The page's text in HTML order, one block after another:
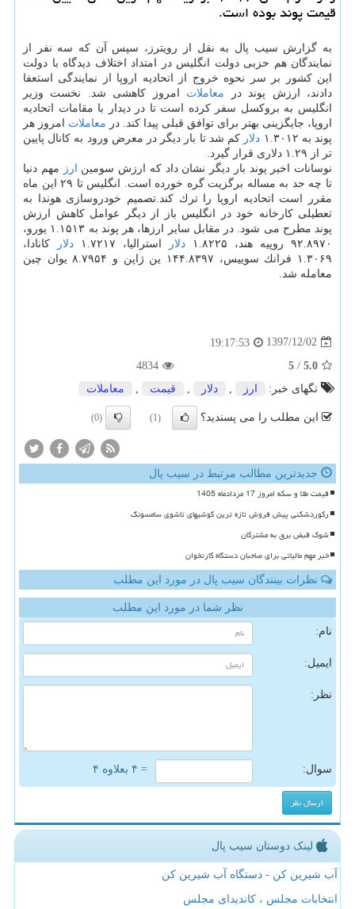
قیمت پوند بوده است.
به گزارش سیب پال به نقل از رویترز، سپس آن كه سه نفر از
نمایندگان هم حزبی دولت انگلیس در امتداد اختلاف دیدگاه با دولت
این كشور بر سر نحوه خروج از اتحادیه اروپا از نمایندگی استعفا
دادند، ارزش پوند در معاملات امروز كاهشی شد. نخست وزیر
انگلیس به بروكسل سفر كرده است تا در دیدار با مقامات اتحادیه
اروپا، جایگزینی بهتر برای توافق قبلی پیدا كند. در معاملات امروز هر
پوند به ۱.۳۰۱۲
دلار كم شد تا بار دیگر در معرض ورود به كانال پایین
تر از ۱.۲۹ دلاری قرار گیرد.
نوسانات اخیر پوند بار دیگر نشان داد كه ارزش سومین ارز
مهم دنیا
تا چه حد به مساله برگزیت گره خورده است. انگلیس تا ۲۹ این ماه
مقرر است اتحادیه اروپا را ترك كند.تصمیم خودروسازی هوندا به
تعطیلی كارخانه خود در انگلیس باز از دیگر عوامل كاهش ارزش
پوند مطرح می شود. در مقابل سایر ارزها، هر پوند به ۱.۱۵۱۳ یورو،
۹۲.۸۹۷۰ روپیه هند، ۱.۸۲۲۵
دلار استرالیا، ۱.۷۲۱۷ دلار
كانادا،
۱.۳۰۶۹ فرانك سوییس، ۱۴۴.۸۳۹۷ ین ژاپن و ۸.۷۹۵۴ یوان چین
معامله شد.
1397/12/02
19:17:53
5.0
/
5
4834
تگهای خبر:
ارز دلار قیمت معاملات
این مطلب را می پسندید؟ (1)
(0)
جدیدترین مطالب مرتبط در سیب پال
قیمت طلا و سکه امروز 17 مردادماه 1405
رکوردشکنی پیش فروش تازه ترین گوشیهای تاشوی سامسونگ
شوک قبض برق به مشترکان
خبر مهم مالیاتی برای صاحبان دستگاه کارتخوان
نظرات بینندگان سیب پال در مورد این مطلب
نظر شما در مورد این مطلب
نام:
ایمیل:
نظر:
سوال: = ۴ بعلاوه ۴
لینک دوستان سیب پال
آب شیرین کن - دستگاه آب شیرین کن
انتخابات مجلس ، کاندیدای مجلس